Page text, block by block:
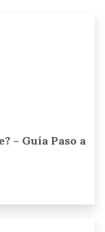
– Guía Paso a